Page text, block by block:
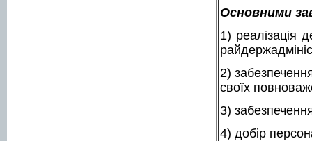
Основними
1) реалізація
2)
своїх
3)
4) добір